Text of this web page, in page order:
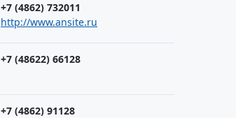
+7 (4862) 732011
http://www.ansite.ru
+7 (48622) 66128
+7 (4862) 91128